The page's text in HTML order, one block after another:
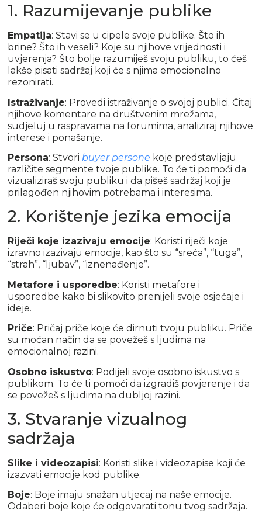
1. Razumijevanje publike
Empatija: Stavi se u cipele svoje publike. Što ih
brine? Što ih veseli? Koje su njihove vrijednosti i
uvjerenja? Što bolje razumiješ svoju publiku, to ćeš
lakše pisati sadržaj koji će s njima emocionalno
rezonirati.
Istraživanje: Provedi istraživanje o svojoj publici. Čitaj
njihove komentare na društvenim mrežama,
sudjeluj u raspravama na forumima, analiziraj njihove
interese i ponašanje.
Persona: Stvoribuyer persone koje predstavljaju
različite segmente tvoje publike. To će ti pomoći da
vizualiziraš svoju publiku i da pišeš sadržaj koji je
prilagođen njihovim potrebama i interesima.
2. Korištenje jezika emocija
Riječi koje izazivaju emocije: Koristi riječi koje
izravno izazivaju emocije, kao što su “sreća”, “tuga”,
“strah”, “ljubav”, “iznenađenje”.
Metafore i usporedbe: Koristi metafore i
usporedbe kako bi slikovito prenijeli svoje osjećaje i
ideje.
Priče: Pričaj priče koje će dirnuti tvoju publiku. Priče
su moćan način da se povežeš s ljudima na
emocionalnoj razini.
Osobno iskustvo: Podijeli svoje osobno iskustvo s
publikom. To će ti pomoći da izgradiš povjerenje i da
se povežeš s ljudima na dubljoj razini.
3. Stvaranje vizualnog
sadržaja
Slike i videozapisi: Koristi slike i videozapise koji će
izazvati emocije kod publike.
Boje: Boje imaju snažan utjecaj na naše emocije.
Odaberi boje koje će odgovarati tonu tvog sadržaja.